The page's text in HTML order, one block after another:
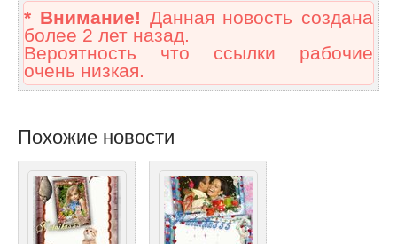
* Внимание! Данная новость создана
более 2 лет назад.
Вероятность что ссылки рабочие
очень низкая.
Похожие новости